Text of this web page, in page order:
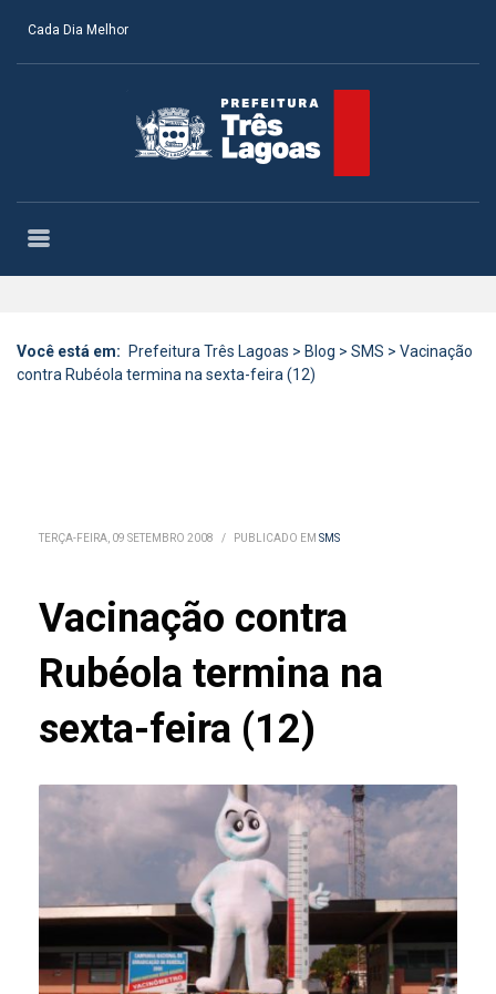
Cada Dia Melhor
Você está em: Prefeitura Três Lagoas > Blog > SMS > Vacinação
contra Rubéola termina na sexta-feira (12)
TERÇA-FEIRA, 09 SETEMBRO 2008 / PUBLICADO EM SMS
Vacinação contra
Rubéola termina na
sexta-feira (12)